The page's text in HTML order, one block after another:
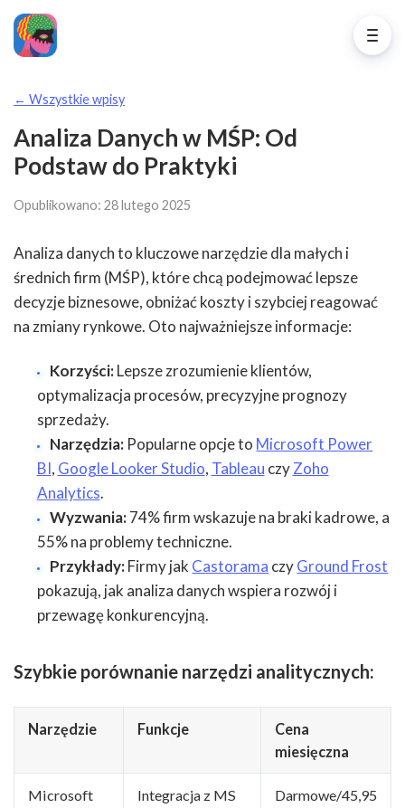
← Wszystkie wpisy
Analiza Danych w MŚP: Od
Podstaw do Praktyki
Opublikowano: 28 lutego 2025
Analiza danych to kluczowe narzędzie dla małych i
średnich firm (MŚP), które chcą podejmować lepsze
decyzje biznesowe, obniżać koszty i szybciej reagować
na zmiany rynkowe. Oto najważniejsze informacje:
Korzyści:Lepsze zrozumienie klientów,
optymalizacja procesów, precyzyjne prognozy
sprzedaży.
Narzędzia: Popularne opcje to Microsoft Power
BI, Google Looker Studio, Tableau czyZoho
Analytics.
Wyzwania:74% firm wskazuje na braki kadrowe, a
55% na problemy techniczne.
Przykłady:Firmy jak Castorama czyGround Frost
pokazują, jak analiza danych wspiera rozwój i
przewagę konkurencyjną.
Szybkie porównanie narzędzi analitycznych:
Narzędzie Funkcje
Cena
miesięczna
Microsoft
Integracja z MS
Darmowe/45,95